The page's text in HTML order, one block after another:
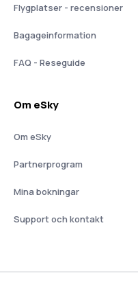
Flygplatser - recensioner
Bagageinformation
FAQ - Reseguide
Om eSky
Om eSky
Partnerprogram
Mina bokningar
Support och kontakt